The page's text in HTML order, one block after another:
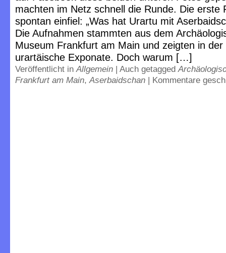
machten im Netz schnell die Runde. Die erste
spontan einfiel: „Was hat Urartu mit
Die Aufnahmen stammten aus dem
Museum Frankfurt am Main und zeigten in der
urartäische Exponate. Doch warum […]
Veröffentlicht inAllgemein | Auch getagged
Frankfurt am Main,Aserbaidschan | Kommentare